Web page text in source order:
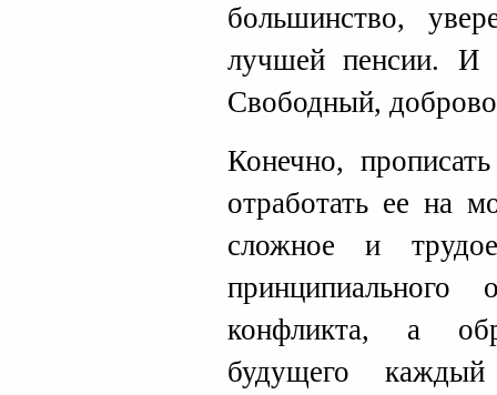
большинство,
лучшей пенсии. И
Свободный,
Конечно,
отработать ее на
сложное и
принципиального
конфликта, а
будущего